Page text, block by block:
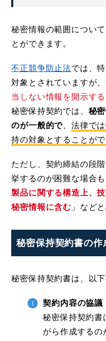
秘密情報の範囲につい
とができます。
不正競争防止法では、
対象とされていますが、
当しない情報を開示す
秘密保持契約では、 秘
のが一般的で 、法律で
持の対象とすることが
ただし、契約締結の段
挙するのが困難な場合
製品に関する構造上、
秘密情報に含む 」など
秘密保持契約書の作
秘密保持契約書は、以
契約内容の協議
秘密保持契約書
がら作成するの